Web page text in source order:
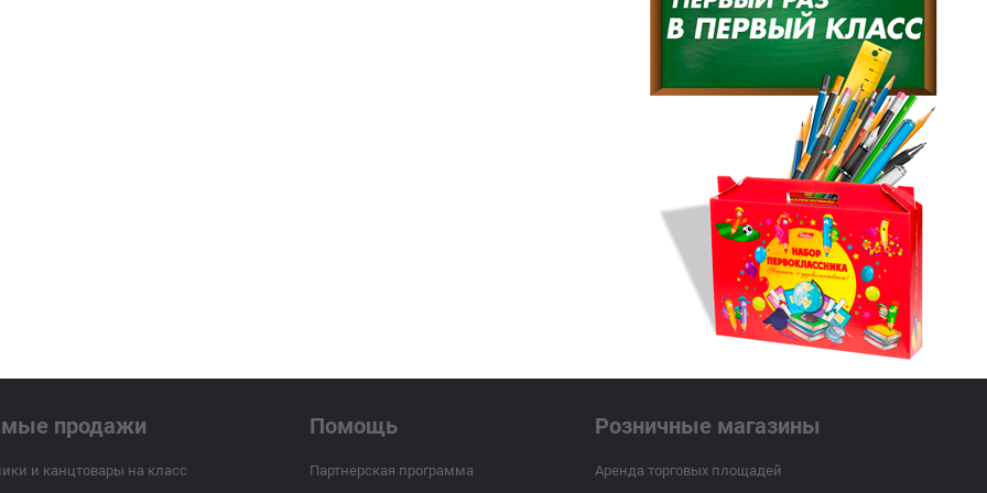
продажи
и канцтовары на класс
Помощь
Партнерская программа
Розничные магазины
Аренда торговых площадей